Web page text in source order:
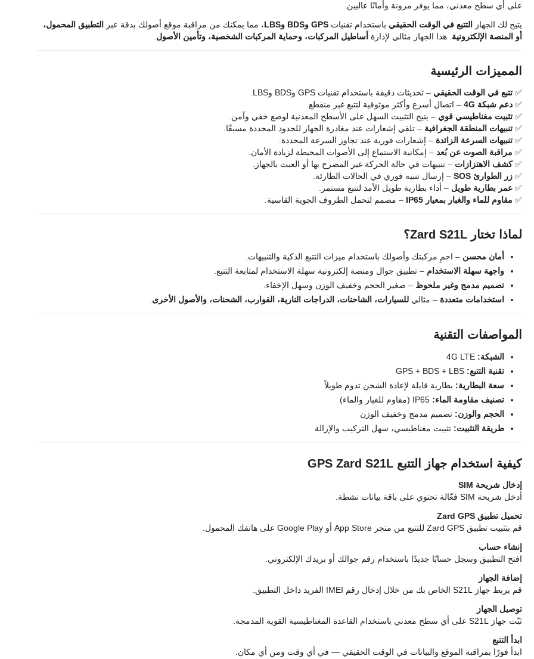
على أي سطح معدني، مما يوفر مرونة وأمانًا عاليين.
يتيح لك الجهاز
التتبع في الوقت الحقيقي باستخدام تقنيات GPS وBDS وLBS ، مما يمكنك من مراقبة موقع أصولك بدقة عبر
التطبيق المحمول،
أو المنصة الإلكترونية . هذا الجهاز مثالي لإدارة أساطيل المركبات، وحماية المركبات الشخصية، وتأمين الأصول
المميزات الرئيسية
✅ تتبع في الوقت الحقيقي – تحديثات دقيقة باستخدام تقنيات GPS وBDS وLBS.
✅ دعم شبكة 4G
– اتصال أسرع وأكثر موثوقية لتتبع غير منقطع.
✅ تثبيت مغناطيسي قوي – يتيح التثبيت السهل على الأسطح المعدنية لوضع خفي وآمن.
✅ تنبيهات المنطقة الجغرافية – تلقي إشعارات عند مغادرة الجهاز للحدود المحددة مسبقًا.
✅ تنبيهات السرعة الزائدة – إشعارات فورية عند تجاوز السرعة المحددة.
✅ مراقبة الصوت عن بُعد – إمكانية الاستماع إلى الأصوات المحيطة لزيادة الأمان.
✅كشف الاهتزازات – تنبيهات في حالة الحركة غير المصرح بها أو العبث بالجهاز.
✅ زر الطوارئ SOS
– إرسال تنبيه فوري في الحالات الطارئة.
✅ عمر بطارية طويل – أداء بطارية طويل الأمد لتتبع مستمر.
✅ مقاوم للماء والغبار بمعيار IP65 – مصمم لتحمل الظروف الجوية القاسية.
لماذا تختار Zard S21L؟
أمان محسن – احمِ مركبتك وأصولك باستخدام ميزات التتبع الذكية والتنبيهات.
واجهة سهلة الاستخدام – تطبيق جوال ومنصة إلكترونية سهلة الاستخدام لمتابعة التتبع.
تصميم مدمج وغير ملحوظ – صغير الحجم وخفيف الوزن وسهل الإخفاء.
استخدامات متعددة – مثالي للسيارات، الشاحنات، الدراجات النارية، القوارب، الشحنات، والأصول الأخرى
المواصفات التقنية
الشبكة:
تقنية التتبع:
سعة البطارية: بطارية قابلة لإعادة الشحن تدوم طويلاً
تصنيف مقاومة الماء:
الحجم والوزن: تصميم مدمج وخفيف الوزن
طريقة التثبيت: تثبيت مغناطيسي، سهل التركيب والإزالة
كيفية استخدام جهاز التتبع GPS Zard S21L
إدخال شريحة SIM
أدخل شريحة SIM فعّالة تحتوي على باقة بيانات نشطة.
تحميل تطبيق Zard GPS
قم بتثبيت تطبيق Zard GPS للتتبع من متجر App Store أو Google Play على هاتفك المحمول.
إنشاء حساب
افتح التطبيق وسجل حسابًا جديدًا باستخدام رقم جوالك أو بريدك الإلكتروني.
إضافة الجهاز
قم بربط جهاز S21L الخاص بك من خلال إدخال رقم IMEI الفريد داخل التطبيق.
توصيل الجهاز
ثبّت جهاز S21L على أي سطح معدني باستخدام القاعدة المغناطيسية القوية المدمجة.
ابدأ التتبع
ابدأ فورًا بمراقبة الموقع والبيانات في الوقت الحقيقي — في أي وقت ومن أي مكان.